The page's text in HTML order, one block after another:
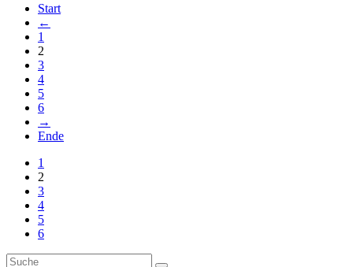
Start
←
1
2
3
4
5
6
→
Ende
1
2
3
4
5
6